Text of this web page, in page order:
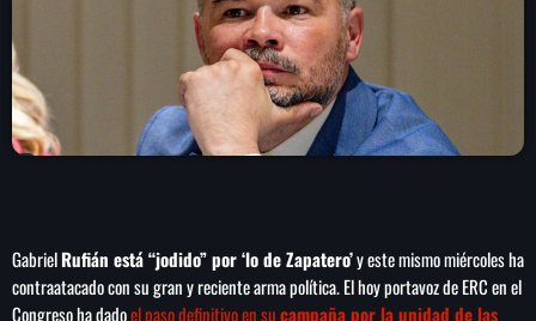
INICIO
NOTAS
LOCUCIÓN (TALENTO AL AIRE)
RANKING
COMUNÍCATE
GabrielRufián está “jodido” por ‘lo de Zapatero’y este mismo miércoles ha
contraatacado con su gran y reciente arma política. El hoy portavoz de ERC en el
Congreso ha dadoel paso definitivo en sucampaña por la unidad de las